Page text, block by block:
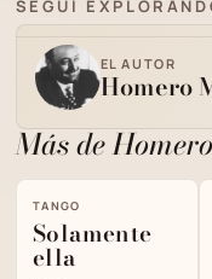
SEGUÍ
EL AUTOR
Homero
Más de
TANGO
Solamente
ella